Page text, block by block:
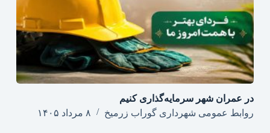
در عمران شهر سرمایه‌گذاری کنیم
روابط عمومی شهرداری گوراب زرمیخ
۸ مرداد ۱۴۰۵